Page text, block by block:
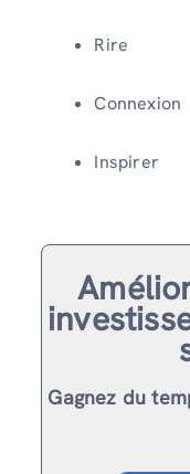
Rire
Connexion
Inspirer
Gagnez du